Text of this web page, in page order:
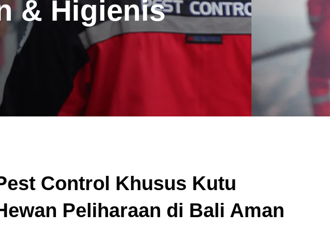
& Higienis
Control Khusus Kutu
Peliharaan di Bali Aman